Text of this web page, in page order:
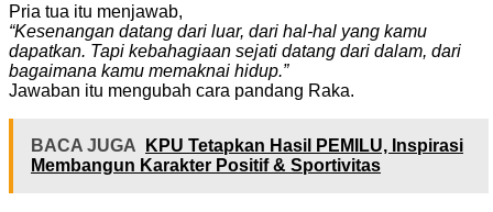
Pria tua itu menjawab,
“Kesenangan datang dari luar, dari hal-hal yang kamu
dapatkan. Tapi kebahagiaan sejati datang dari dalam, dari
bagaimana kamu memaknai hidup.”
Jawaban itu mengubah cara pandang Raka.
BACA JUGA
KPU Tetapkan Hasil PEMILU, Inspirasi
Membangun Karakter Positif & Sportivitas